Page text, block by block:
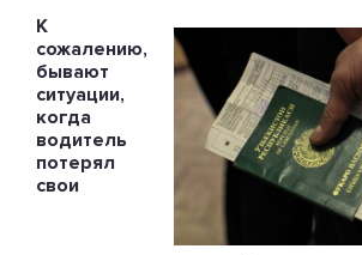
К
сожалению,
бывают
ситуации,
когда
водитель
потерял
свои